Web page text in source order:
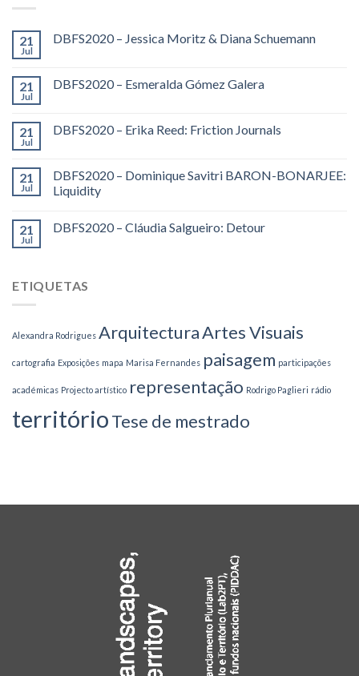
21
Jul
DBFS2020 – Jessica Moritz & Diana Schuemann
21
Jul
DBFS2020 – Esmeralda Gómez Galera
21
Jul
DBFS2020 – Erika Reed: Friction Journals
21
Jul
DBFS2020 – Dominique Savitri BARON-BONARJEE:
Liquidity
21
Jul
DBFS2020 – Cláudia Salgueiro: Detour
ETIQUETAS
Alexandra Rodrigues ArquitecturaArtes Visuais
cartografia Exposições mapa Marisa Fernandes paisagem participações
académicas Projecto artístico representação Rodrigo Paglieri rádio
territórioTese de mestrado